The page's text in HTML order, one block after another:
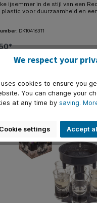
ijsemmer in de stijl van een
plastic voor duurzaamheid en
DK10416311
We respect your
cookies to ensure you
You can change your
at any time by saving.
Cookie settings Accept